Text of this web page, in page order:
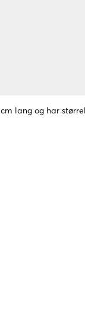
cm lang og har